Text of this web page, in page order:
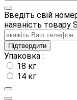
Введіть свій
наявність товару
Підтвердити
Упаковка :
18 кг
14 кг